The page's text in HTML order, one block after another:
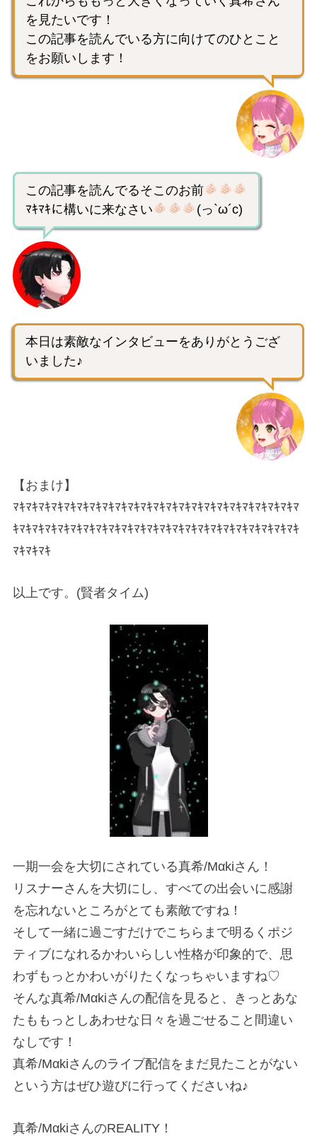
を見たいです！
この記事を読んでいる方に向けてのひとこと
をお願いします！
この記事を読んでるそこのお前
ﾏｷﾏｷに構いに来なさい
(っ`ω´c)
本日は素敵なインタビューをありがとうござ
いました♪
【おまけ】
ﾏｷﾏｷﾏｷﾏｷﾏｷﾏｷﾏｷﾏｷﾏｷﾏｷﾏｷﾏｷﾏｷﾏｷﾏｷﾏｷﾏｷﾏｷﾏｷﾏｷﾏｷﾏｷﾏ
ｷﾏｷﾏｷﾏｷﾏｷﾏｷﾏｷﾏｷﾏｷﾏｷﾏｷﾏｷﾏｷﾏｷﾏｷﾏｷﾏｷﾏｷﾏｷﾏｷﾏｷﾏｷﾏｷ
ﾏｷﾏｷﾏｷ
以上です。(賢者タイム)
一期一会を大切にされている真希/Mαkiさん！
リスナーさんを大切にし、すべての出会いに感謝
を忘れないところがとても素敵ですね！
そして一緒に過ごすだけでこちらまで明るくポジ
ティブになれるかわいらしい性格が印象的で、思
わずもっとかわいがりたくなっちゃいますね♡
そんな真希/Mαkiさんの配信を見ると、きっとあな
たももっとしあわせな日々を過ごせること間違い
なしです！
真希/Mαkiさんのライブ配信をまだ見たことがない
という方はぜひ遊びに行ってくださいね♪
真希/MαkiさんのREALITY！